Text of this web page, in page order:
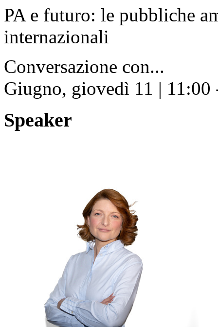
PA e futuro: le pubbliche
internazionali
Conversazione con...
Giugno, giovedì 11 | 11:00
Speaker